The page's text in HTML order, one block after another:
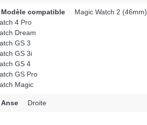
Modèle compatible
Magic Watch 2 (46mm)
4 Pro
Dream
GS 3
GS 3i
GS 4
GS Pro
Magic
Anse Droite